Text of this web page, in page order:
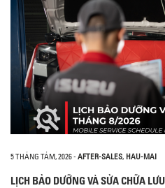
5 THÁNG TÁM, 2026- AFTER-SALES, HAU-MAI
LỊCH BẢO DƯỠNG VÀ SỬA CHỮA